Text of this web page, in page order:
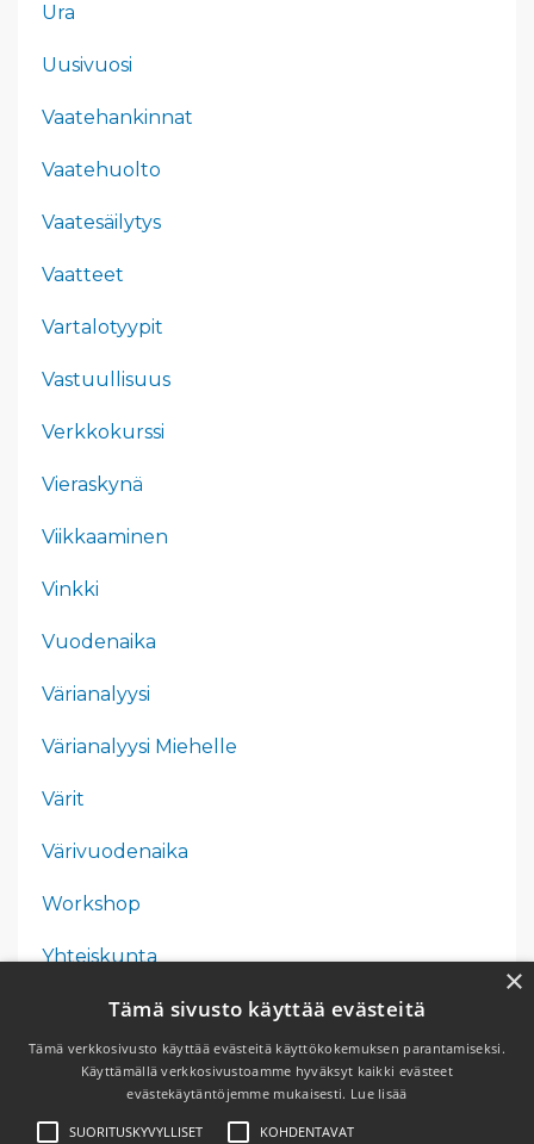
Ura
Uusivuosi
Vaatehankinnat
Vaatehuolto
Vaatesäilytys
Vaatteet
Vartalotyypit
Vastuullisuus
Verkkokurssi
Vieraskynä
Viikkaaminen
Vinkki
Vuodenaika
Värianalyysi
Värianalyysi Miehelle
Värit
Värivuodenaika
Workshop
Yhteiskunta
Yrittäjyys
Äitienpäivä
×
Tämä sivusto käyttää evästeitä
Tämä verkkosivusto käyttää evästeitä käyttökokemuksen parantamiseksi.
Käyttämällä verkkosivustoamme hyväksyt kaikki evästeet
evästekäytäntöjemme mukaisesti. Lue lisää
SUORITUSKYVYLLISET KOHDENTAVAT